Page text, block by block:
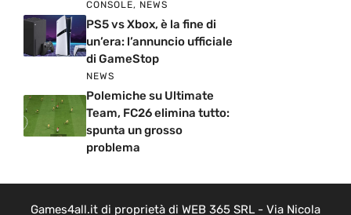
CONSOLE, NEWS
PS5 vs Xbox, è la fine di
un’era: l’annuncio ufficiale
di GameStop
NEWS
Polemiche su Ultimate
Team, FC26 elimina tutto:
spunta un grosso
problema
Games4all.it di proprietà di WEB 365 SRL - Via Nicola